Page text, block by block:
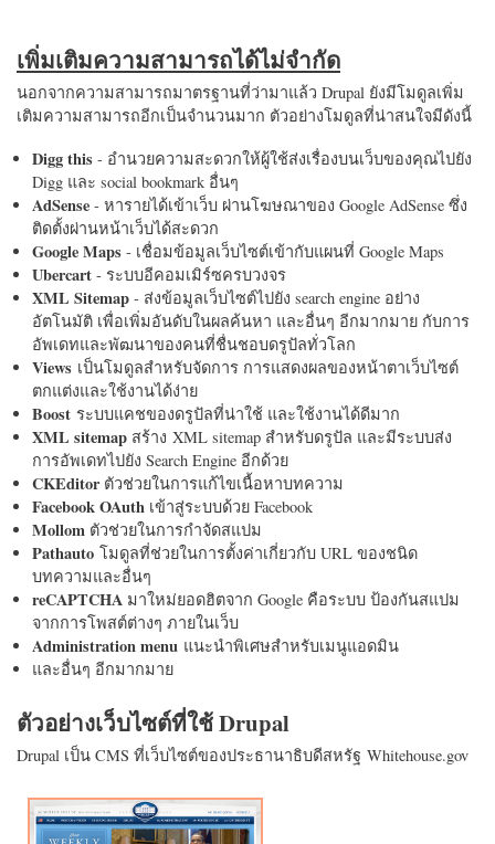
เพิ่มเติมความสามารถได้ไม่จำกัด
นอกจากความสามารถมาตรฐานที่ว่ามาแล้ว Drupal ยังมีโมดูลเพิ่ม
เติมความสามารถอีกเป็นจำนวนมาก ตัวอย่างโมดูลที่น่าสนใจมีดังนี้
Digg this - อำนวยความสะดวกให้ผู้ใช้ส่งเรื่องบนเว็บของคุณไปยัง
Digg และ social bookmark อื่นๆ
AdSense - หารายได้เข้าเว็บ ผ่านโฆษณาของ Google AdSense ซึ่ง
ติดตั้งผ่านหน้าเว็บได้สะดวก
Google Maps - เชื่อมข้อมูลเว็บไซต์เข้ากับแผนที่ Google Maps
Ubercart - ระบบอีคอมเมิร์ซครบวงจร
XML Sitemap - ส่งข้อมูลเว็บไซต์ไปยัง search engine อย่าง
อัตโนมัติ เพื่อเพิ่มอันดับในผลค้นหา และอื่นๆ อีกมากมาย กับการ
อัพเดทและพัฒนาของคนที่ชื่นชอบดรูปัลทั่วโลก
Views เป็นโมดูลสำหรับจัดการ การแสดงผลของหน้าตาเว็บไซต์
ตกแต่งและใช้งานได้ง่าย
Boost ระบบแคชของดรูปัลที่น่าใช้ และใช้งานได้ดีมาก
XML sitemap สร้าง XML sitemap สำหรับดรูปัล และมีระบบส่ง
การอัพเดทไปยัง Search Engine อีกด้วย
CKEditorตัวช่วยในการแก้ไขเนื้อหาบทความ
Facebook OAuth เข้าสู่ระบบด้วย Facebook
Mollom ตัวช่วยในการกำจัดสแปม
Pathauto โมดูลที่ช่วยในการตั้งค่าเกี่ยวกับ URL ของชนิด
บทความและอื่นๆ
reCAPTCHA มาใหม่ยอดฮิตจาก Google คือระบบ ป้องกันสแปม
จากการโพสต์ต่างๆ ภายในเว็บ
Administration menu แนะนำพิเศษสำหรับเมนูแอดมิน
และอื่นๆ อีกมากมาย
ตัวอย่างเว็บไซต์ที่ใช้ Drupal
Drupal เป็น CMS ที่เว็บไซต์ของประธานาธิบดีสหรัฐ Whitehouse.gov